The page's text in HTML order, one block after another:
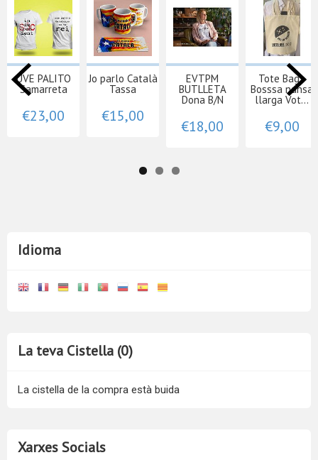
Idioma
La teva Cistella (0)
La cistella de la compra està buida
Xarxes Socials
UVE PALITO
Samarreta
€23,00
Jo parlo Català
Tassa
€15,00
EVTPM
BUTLLETA
Dona B/N
€18,00
Tote Bag -
Bosssa nansa
llarga Vot...
€9,00